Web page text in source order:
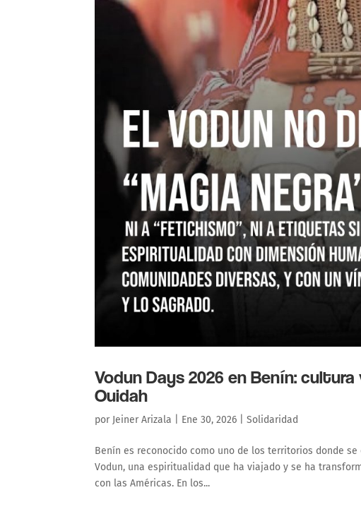
Vodun Days 2026 en Benín:
Ouidah
por Jeiner Arizala Ene 30, 2026 |Solidaridad
Benín es reconocido como uno de los territorios donde
Vodun, una espiritualidad que ha viajado y se ha
con las Américas. En los...